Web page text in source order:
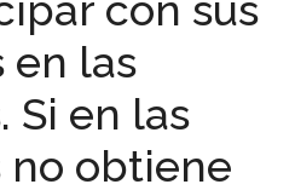
en las
Si en las
obtiene